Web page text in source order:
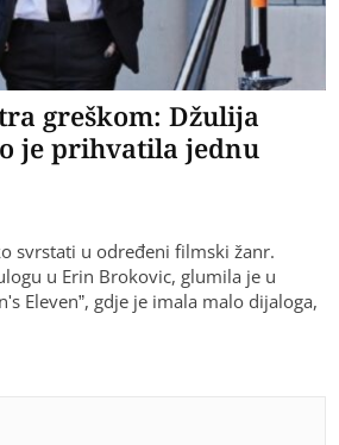
greškom: Džulija
je prihvatila jednu
svrstati u određeni filmski žanr.
u Erin Brokovic, glumila je u
Eleven”, gdje je imala malo dijaloga,